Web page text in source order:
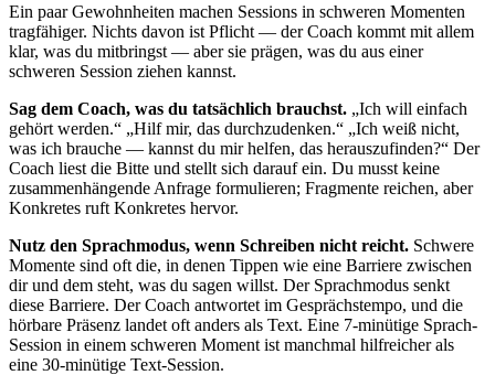
Ein paar Gewohnheiten machen Sessions in schweren Momenten
tragfähiger. Nichts davon ist Pflicht — der Coach kommt mit allem
klar, was du mitbringst — aber sie prägen, was du aus einer
schweren Session ziehen kannst.
Sag dem Coach, was du tatsächlich brauchst. „Ich will einfach
gehört werden.“ „Hilf mir, das durchzudenken.“ „Ich weiß nicht,
was ich brauche — kannst du mir helfen, das herauszufinden?“ Der
Coach liest die Bitte und stellt sich darauf ein. Du musst keine
zusammenhängende Anfrage formulieren; Fragmente reichen, aber
Konkretes ruft Konkretes hervor.
Nutz den Sprachmodus, wenn Schreiben nicht reicht. Schwere
Momente sind oft die, in denen Tippen wie eine Barriere zwischen
dir und dem steht, was du sagen willst. Der Sprachmodus senkt
diese Barriere. Der Coach antwortet im Gesprächstempo, und die
hörbare Präsenz landet oft anders als Text. Eine 7-minütige Sprach-
Session in einem schweren Moment ist manchmal hilfreicher als
eine 30-minütige Text-Session.